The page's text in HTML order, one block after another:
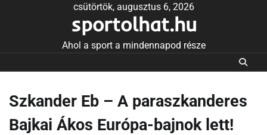
csütörtök, augusztus 6, 2026
sportolhat.hu
Ahol a sport a mindennapod része
Szkander Eb – A paraszkanderes
Bajkai Ákos Európa-bajnok lett!